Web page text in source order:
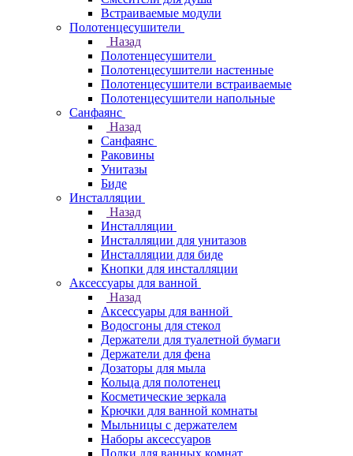
Встраиваемые модули
Полотенцесушители
Назад
Полотенцесушители
Полотенцесушители настенные
Полотенцесушители встраиваемые
Полотенцесушители напольные
Санфаянс
Назад
Санфаянс
Раковины
Унитазы
Биде
Инсталляции
Назад
Инсталляции
Инсталляции для унитазов
Инсталляции для биде
Кнопки для инсталляции
Аксессуары для ванной
Назад
Аксессуары для ванной
Водосгоны для стекол
Держатели для туалетной бумаги
Держатели для фена
Дозаторы для мыла
Кольца для полотенец
Косметические зеркала
Крючки для ванной комнаты
Мыльницы с держателем
Наборы аксессуаров
Полки для ванных комнат